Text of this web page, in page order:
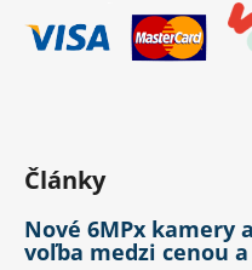
Články
Nové 6MPx kamery
voľba medzi cenou